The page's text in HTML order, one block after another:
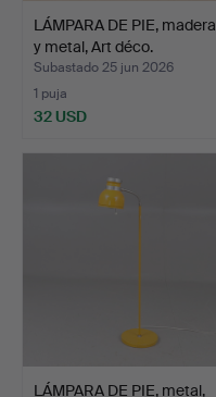
LÁMPARA DE PIE, madera
y metal, Art déco.
Subastado 25 jun 2026
1 puja
32 USD
LÁMPARA DE PIE, metal,